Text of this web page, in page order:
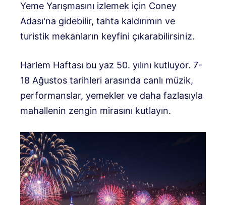
Yeme Yarışmasını izlemek için Coney
Adası'na gidebilir, tahta kaldırımın ve
turistik mekanların keyfini çıkarabilirsiniz.
Harlem Haftası bu yaz 50. yılını kutluyor. 7-
18 Ağustos tarihleri ​​arasında canlı müzik,
performanslar, yemekler ve daha fazlasıyla
mahallenin zengin mirasını kutlayın.